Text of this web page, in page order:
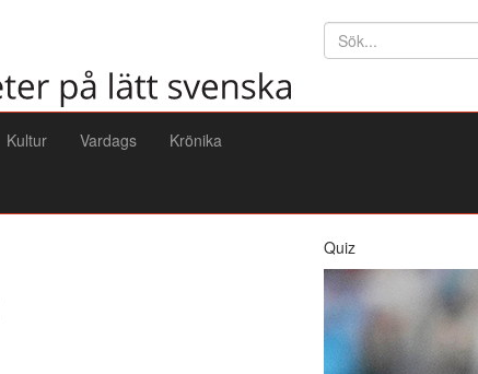
Söktext
Kultur Vardags Krönika
Quiz